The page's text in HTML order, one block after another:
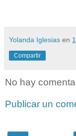
Yolanda Iglesias en
Compartir
No hay
Publicar un